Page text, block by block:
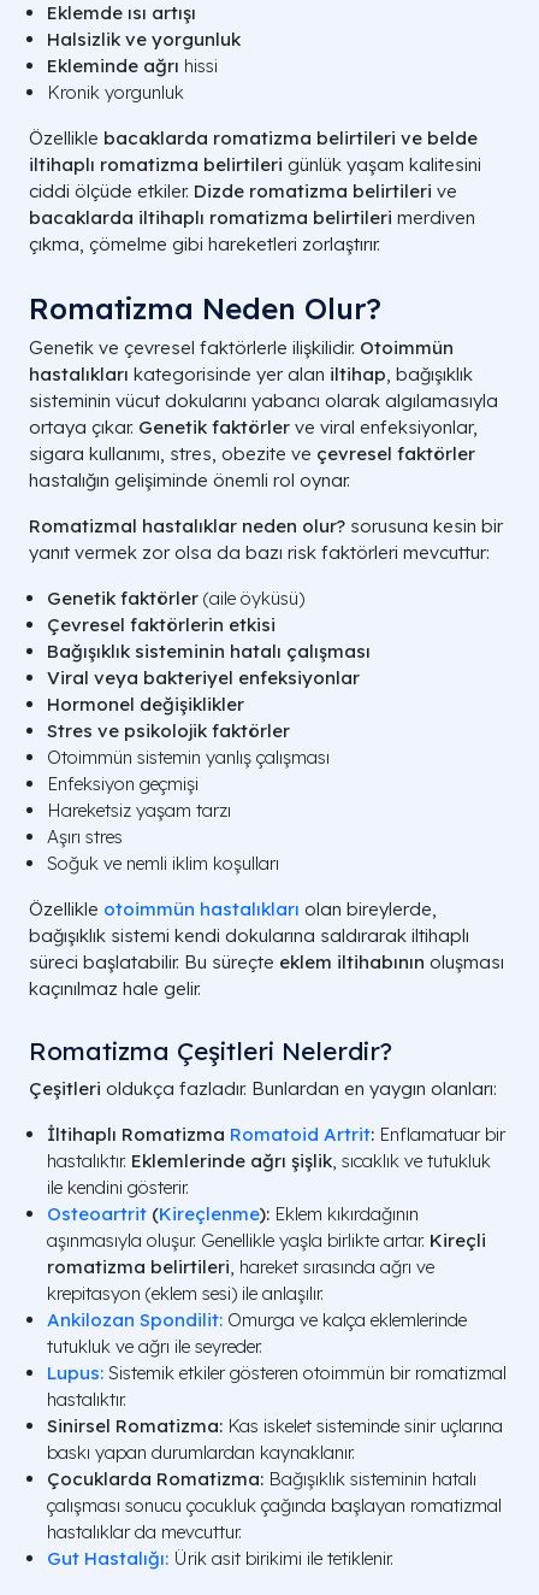
Eklemde ısı artışı
Halsizlik ve yorgunluk
Ekleminde ağrı hissi
Kronik yorgunluk
Özellikle bacaklarda romatizma belirtileri ve belde
iltihaplı romatizma belirtileri günlük yaşam kalitesini
ciddi ölçüde etkiler. Dizde romatizma belirtileri ve
bacaklarda iltihaplı romatizma belirtileri merdiven
çıkma, çömelme gibi hareketleri zorlaştırır.
Romatizma Neden Olur?
Genetik ve çevresel faktörlerle ilişkilidir. Otoimmün
hastalıkları kategorisinde yer alan iltihap, bağışıklık
sisteminin vücut dokularını yabancı olarak algılamasıyla
ortaya çıkar. Genetik faktörler ve viral enfeksiyonlar,
sigara kullanımı, stres, obezite ve çevresel faktörler
hastalığın gelişiminde önemli rol oynar.
Romatizmal hastalıklar neden olur? sorusuna kesin bir
yanıt vermek zor olsa da bazı risk faktörleri mevcuttur:
Genetik faktörler (aile öyküsü)
Çevresel faktörlerin etkisi
Bağışıklık sisteminin hatalı çalışması
Viral veya bakteriyel enfeksiyonlar
Hormonel değişiklikler
Stres ve psikolojik faktörler
Otoimmün sistemin yanlış çalışması
Enfeksiyon geçmişi
Hareketsiz yaşam tarzı
Aşırı stres
Soğuk ve nemli iklim koşulları
Özellikle otoimmün hastalıkları olan bireylerde,
bağışıklık sistemi kendi dokularına saldırarak iltihaplı
süreci başlatabilir. Bu süreçte eklem iltihabının oluşması
kaçınılmaz hale gelir.
Romatizma Çeşitleri Nelerdir?
Çeşitleri oldukça fazladır. Bunlardan en yaygın olanları:
İltihaplı Romatizma Romatoid Artrit: Enflamatuar bir
hastalıktır. Eklemlerinde ağrı şişlik, sıcaklık ve tutukluk
ile kendini gösterir.
Osteoartrit (Kireçlenme): Eklem kıkırdağının
aşınmasıyla oluşur. Genellikle yaşla birlikte artar. Kireçli
romatizma belirtileri, hareket sırasında ağrı ve
krepitasyon (eklem sesi) ile anlaşılır.
Ankilozan Spondilit: Omurga ve kalça eklemlerinde
tutukluk ve ağrı ile seyreder.
Lupus: Sistemik etkiler gösteren otoimmün bir romatizmal
hastalıktır.
Sinirsel Romatizma: Kas iskelet sisteminde sinir uçlarına
baskı yapan durumlardan kaynaklanır.
Çocuklarda Romatizma: Bağışıklık sisteminin hatalı
çalışması sonucu çocukluk çağında başlayan romatizmal
hastalıklar da mevcuttur.
Gut Hastalığı: Ürik asit birikimi ile tetiklenir.